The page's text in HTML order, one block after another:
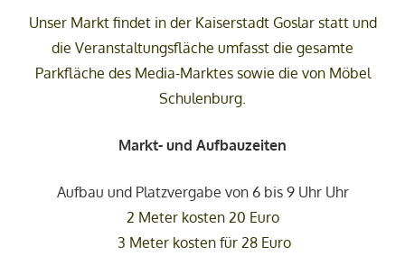
Unser Markt findet in der Kaiserstadt Goslar statt und
die Veranstaltungsfläche umfasst die gesamte
Parkfläche des Media-Marktes sowie die von Möbel
Schulenburg.
Markt- und Aufbauzeiten
Aufbau und Platzvergabe von 6 bis 9 Uhr Uhr
2 Meter kosten 20 Euro
3 Meter kosten für 28 Euro